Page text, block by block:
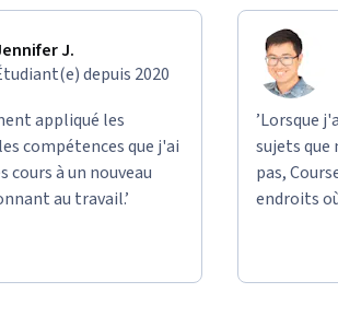
J.
depuis 2020
appliqué les
compétences que j'ai
cours à un nouveau
au travail.’
’Lorsque
sujets que
pas,
endroits